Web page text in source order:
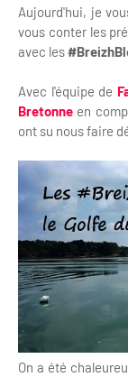
Aujourd'hui, je
vous conter les
avec les
Avec l'équipe de
Bretonne en
ont su nous faire
On a été